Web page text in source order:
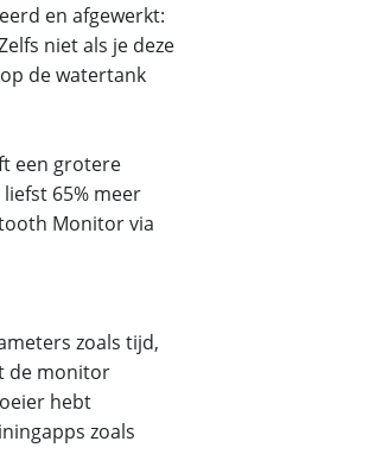
en afgewerkt:
niet als je deze
de watertank
een grotere
65% meer
Monitor via
zoals tijd,
de monitor
hebt
zoals